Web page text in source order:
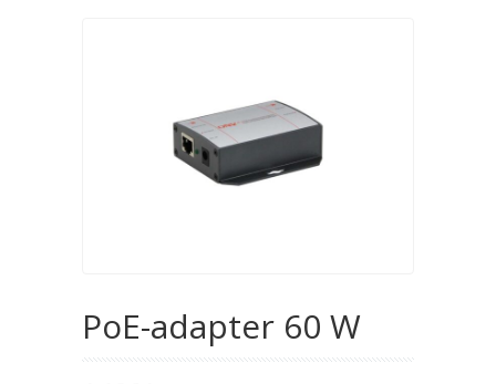
PoE-adapter 60 W